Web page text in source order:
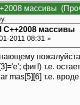
массивы
C++2008 массивы
2011 08:31 »
фиг!) т.е.
mas[5][6] т.е.